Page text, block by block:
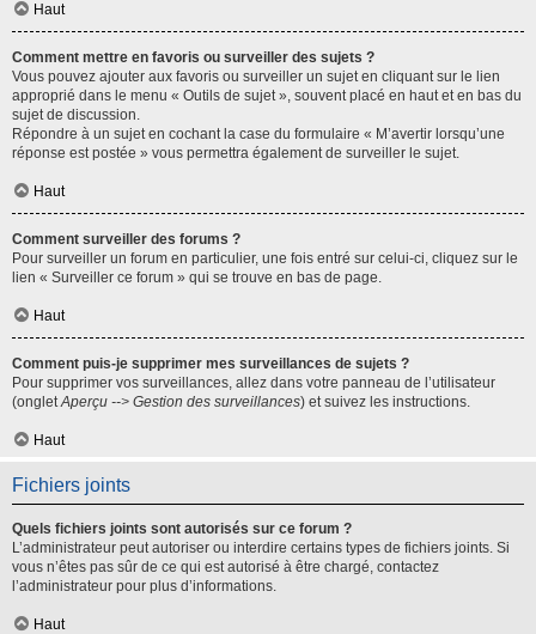
Haut
Comment mettre en favoris ou surveiller des sujets ?
Vous pouvez ajouter aux favoris ou surveiller un sujet en cliquant sur le lien
approprié dans le menu « Outils de sujet », souvent placé en haut et en bas du
sujet de discussion.
Répondre à un sujet en cochant la case du formulaire « M’avertir lorsqu’une
réponse est postée » vous permettra également de surveiller le sujet.
Haut
Comment surveiller des forums ?
Pour surveiller un forum en particulier, une fois entré sur celui-ci, cliquez sur le
lien « Surveiller ce forum » qui se trouve en bas de page.
Haut
Comment puis-je supprimer mes surveillances de sujets ?
Pour supprimer vos surveillances, allez dans votre panneau de l’utilisateur
(ongletAperçu --> Gestion des surveillances) et suivez les instructions.
Haut
Fichiers joints
Quels fichiers joints sont autorisés sur ce forum ?
L’administrateur peut autoriser ou interdire certains types de fichiers joints. Si
vous n’êtes pas sûr de ce qui est autorisé à être chargé, contactez
l’administrateur pour plus d’informations.
Haut